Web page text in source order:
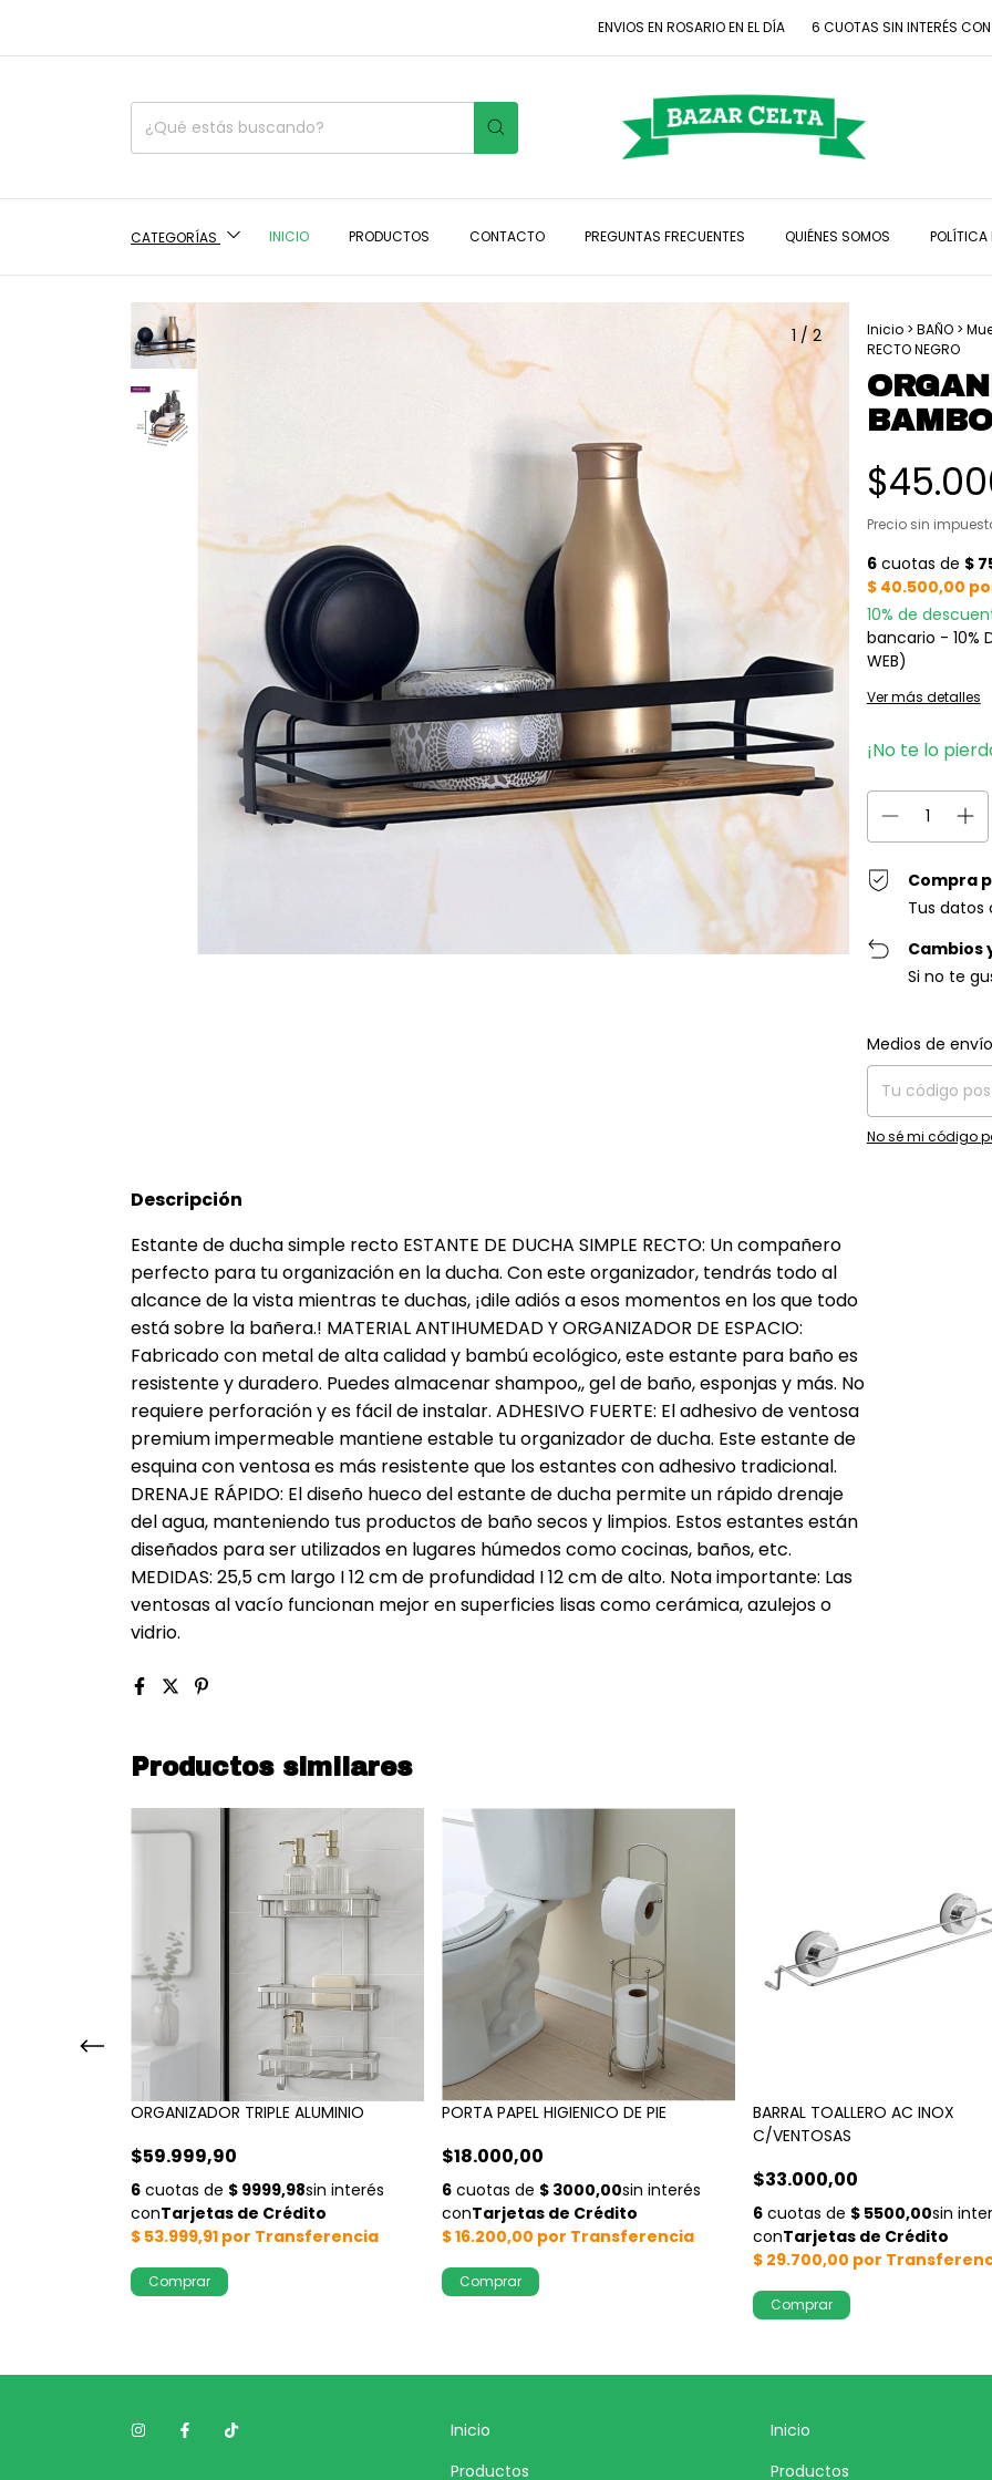
ENVIOS EN ROSARIO EN EL DÍA 6 CUOTAS SIN INTERÉS CON
CATEGORÍAS INICIO PRODUCTOS CONTACTO PREGUNTAS FRECUENTES QUIÉNES SOMOS POLÍTICA
1 /2 Inicio > BAÑO >
RECTO NEGRO
Precio sin
10% de
bancario - 10%
WEB)
Ver más detalles
¡No te lo
Compra
Tus datos
Cambios
Si no te
Entregas para el CP:
Medios de envío
No sé mi código
Descripción
Estante de ducha simple recto ESTANTE DE DUCHA SIMPLE RECTO: Un compañero
perfecto para tu organización en la ducha. Con este organizador, tendrás todo al
alcance de la vista mientras te duchas, ¡dile adiós a esos momentos en los que todo
está sobre la bañera.! MATERIAL ANTIHUMEDAD Y ORGANIZADOR DE ESPACIO:
Fabricado con metal de alta calidad y bambú ecológico, este estante para baño es
resistente y duradero. Puedes almacenar shampoo,, gel de baño, esponjas y más. No
requiere perforación y es fácil de instalar. ADHESIVO FUERTE: El adhesivo de ventosa
premium impermeable mantiene estable tu organizador de ducha. Este estante de
esquina con ventosa es más resistente que los estantes con adhesivo tradicional.
DRENAJE RÁPIDO: El diseño hueco del estante de ducha permite un rápido drenaje
del agua, manteniendo tus productos de baño secos y limpios. Estos estantes están
diseñados para ser utilizados en lugares húmedos como cocinas, baños, etc.
MEDIDAS: 25,5 cm largo I 12 cm de profundidad I 12 cm de alto. Nota importante: Las
ventosas al vacío funcionan mejor en superficies lisas como cerámica, azulejos o
vidrio.
Productos similares
ORGANIZADOR TRIPLE ALUMINIO
$59.999,90
PORTA PAPEL HIGIENICO DE PIE
$18.000,00
BARRAL TOALLERO AC INOX
C/VENTOSAS
$33.000,00
Inicio
Productos
Inicio
Productos